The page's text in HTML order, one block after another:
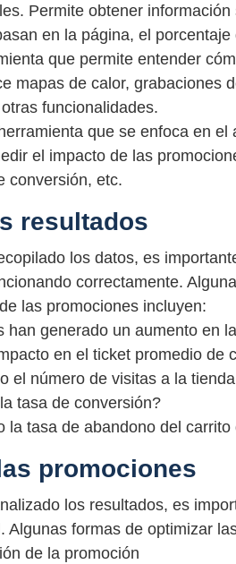
Permite obtener
en la página, el porcentaje
que permite entender
mapas de calor, grabaciones
funcionalidades.
que se enfoca en
el impacto de las
conversión, etc.
resultados
los datos, es
correctamente.
las promociones incluyen:
han generado un aumento en
en el ticket promedio de
el número de visitas a la
tasa de conversión?
la tasa de abandono del carrito
promociones
los resultados, es
Algunas formas de optimizar
de la promoción